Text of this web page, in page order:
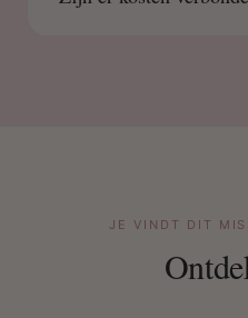
JE VINDT DIT